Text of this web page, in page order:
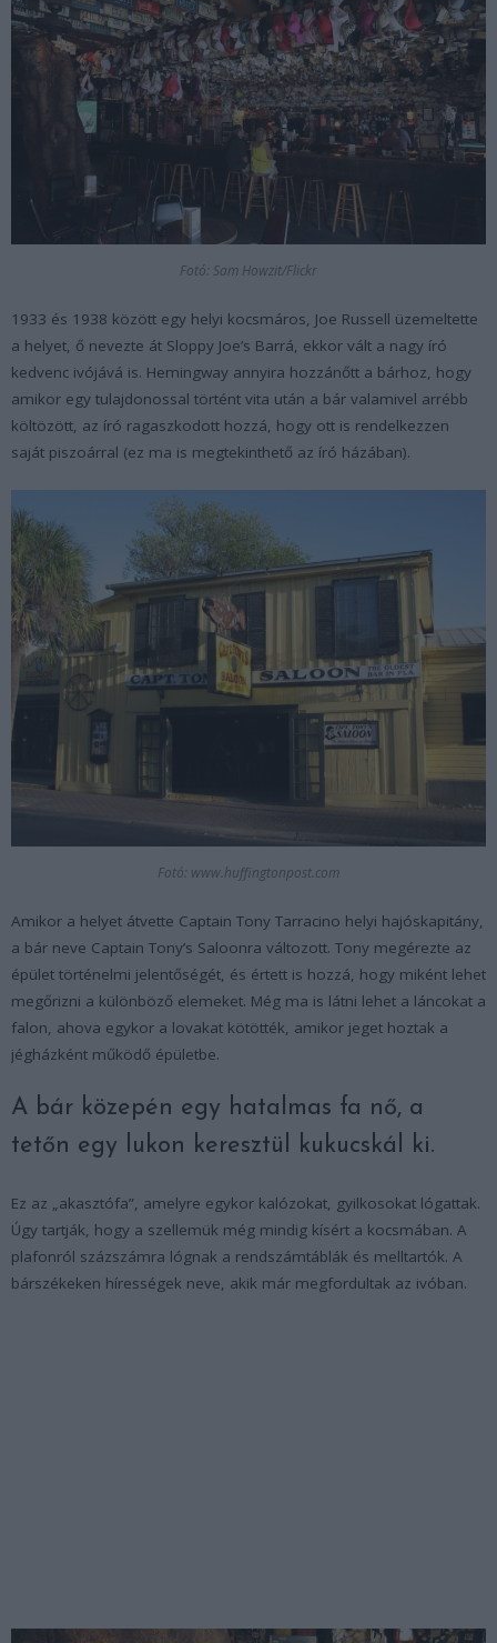
Fotó: Sam Howzit/Flickr
1933 és 1938 között egy helyi kocsmáros, Joe Russell üzemeltette
a helyet, ő nevezte át Sloppy Joe’s Barrá, ekkor vált a nagy író
kedvenc ivójává is. Hemingway annyira hozzánőtt a bárhoz, hogy
amikor egy tulajdonossal történt vita után a bár valamivel arrébb
költözött, az író ragaszkodott hozzá, hogy ott is rendelkezzen
saját piszoárral (ez ma is megtekinthető az író házában).
Fotó: www.huffingtonpost.com
Amikor a helyet átvette Captain Tony Tarracino helyi hajóskapitány,
a bár neve Captain Tony’s Saloonra változott. Tony megérezte az
épület történelmi jelentőségét, és értett is hozzá, hogy miként lehet
megőrizni a különböző elemeket. Még ma is látni lehet a láncokat a
falon, ahova egykor a lovakat kötötték, amikor jeget hoztak a
jégházként működő épületbe.
A bár közepén egy hatalmas fa nő, a
tetőn egy lukon keresztül kukucskál ki.
Ez az „akasztófa”, amelyre egykor kalózokat, gyilkosokat lógattak.
Úgy tartják, hogy a szellemük még mindig kísért a kocsmában. A
plafonról százszámra lógnak a rendszámtáblák és melltartók. A
bárszékeken hírességek neve, akik már megfordultak az ivóban.